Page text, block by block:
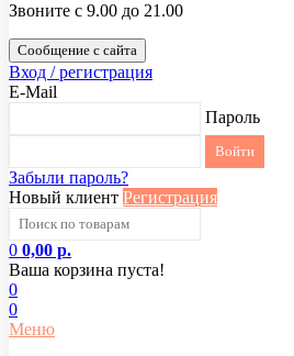
Звоните с 9.00 до 21.00
Сообщение с сайта
Вход / регистрация
E-Mail
Пароль
Забыли пароль?
Новый клиент Регистрация
0 0,00 р.
Ваша корзина пуста!
0
0
Меню